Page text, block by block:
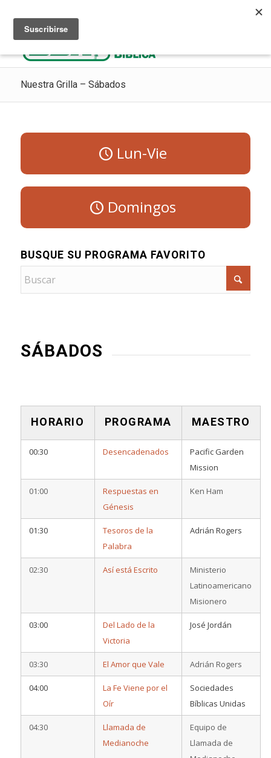
Nuestra Grilla – Sábados
Lun-Vie
Domingos
BUSQUE SU PROGRAMA FAVORITO
SÁBADOS
HORARIO PROGRAMA MAESTRO
00:30 Desencadenados
Pacific Garden
Mission
01:00
Respuestas en
Génesis
Ken Ham
01:30
Tesoros de la
Palabra
Adrián Rogers
02:30 Así está Escrito
Ministerio
Latinoamericano
Misionero
03:00
Del Lado de la
Victoria
José Jordán
03:30 El Amor que Vale Adrián Rogers
04:00
La Fe Viene por el
Oír
Sociedades
Bíblicas Unidas
04:30
Llamada de
Medianoche
Equipo de
Llamada de